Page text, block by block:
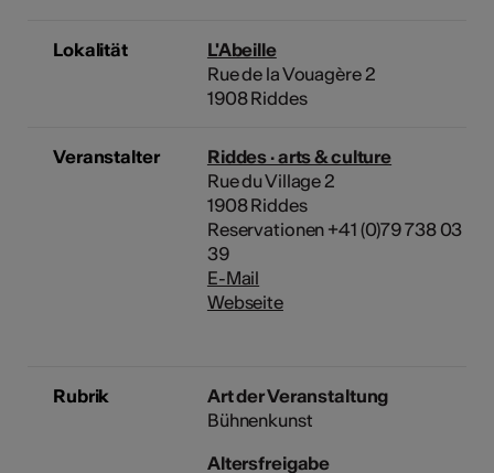
Lokalität
L'Abeille
Rue de la Vouagère 2
1908 Riddes
Veranstalter
Riddes · arts & culture
Rue du Village 2
1908 Riddes
Reservationen +41 (0)79 738 03
39
E-Mail
Webseite
Rubrik
Art der Veranstaltung
Bühnenkunst
Altersfreigabe